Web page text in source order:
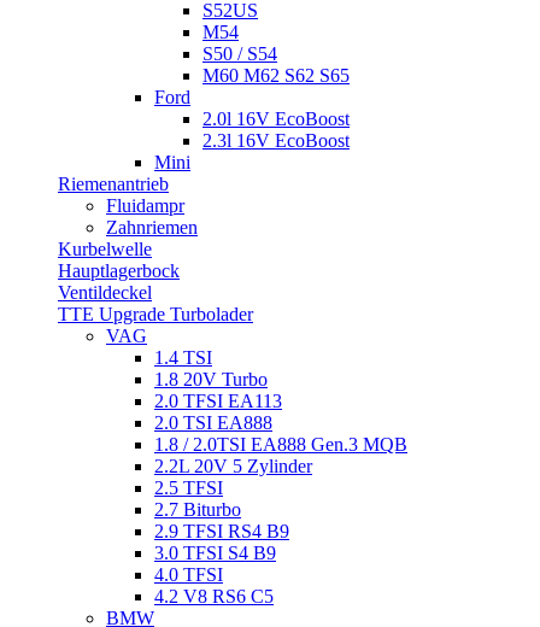
S52US
M54
S50 / S54
M60 M62 S62 S65
Ford
2.0l 16V EcoBoost
2.3l 16V EcoBoost
Mini
Riemenantrieb
Fluidampr
Zahnriemen
Kurbelwelle
Hauptlagerbock
Ventildeckel
TTE Upgrade Turbolader
VAG
1.4 TSI
1.8 20V Turbo
2.0 TFSI EA113
2.0 TSI EA888
1.8 / 2.0TSI EA888 Gen.3 MQB
2.2L 20V 5 Zylinder
2.5 TFSI
2.7 Biturbo
2.9 TFSI RS4 B9
3.0 TFSI S4 B9
4.0 TFSI
4.2 V8 RS6 C5
BMW